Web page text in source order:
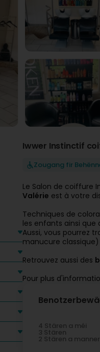
Iwwer Instinctif
Zougang fir
Le Salon de coiffure
Valérie est à votre
Techniques de
les enfants ainsi que
Aussi, vous pourrez
manucure classique)
Retrouvez aussi des
Pour plus
4 Stären a méi
3 Stären
2 Stären a manner